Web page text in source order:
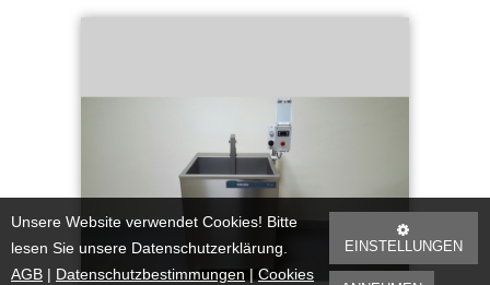
Unsere Website verwendet Cookies! Bitte
lesen Sie unsere Datenschutzerklärung.
AGB | Datenschutzbestimmungen | Cookies
EINSTELLUNGEN